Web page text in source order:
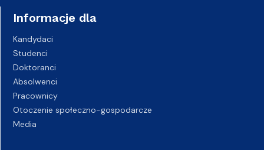
Informacje dla
Kandydaci
Studenci
Doktoranci
Absolwenci
Pracownicy
Otoczenie społeczno-gospodarcze
Media